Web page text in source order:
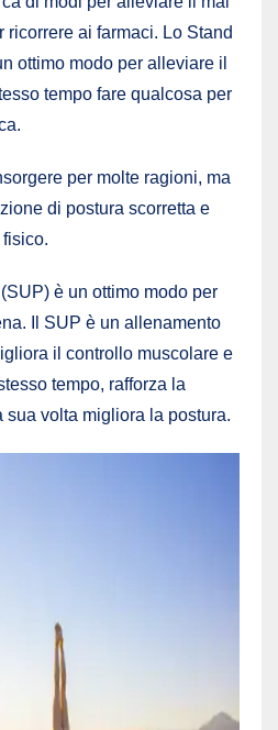
ai farmaci. Lo Stand
ottimo modo per alleviare il
tempo fare qualcosa per
per molte ragioni, ma
di postura scorretta e
è un ottimo modo per
Il SUP è un allenamento
il controllo muscolare e
tempo, rafforza la
sua volta migliora la postura.